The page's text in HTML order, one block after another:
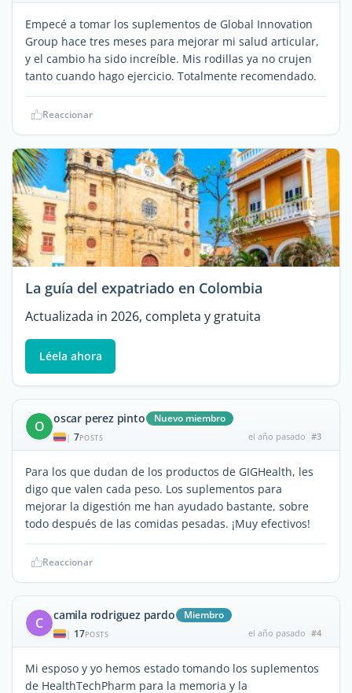
Empecé a tomar los suplementos de Global Innovation
Group hace tres meses para mejorar mi salud articular,
y el cambio ha sido increíble. Mis rodillas ya no crujen
tanto cuando hago ejercicio. Totalmente recomendado.
Reaccionar
La guía del expatriado en Colombia
Actualizada in 2026, completa y gratuita
Léela ahora
O oscar perez pinto Nuevo miembro
| 7POSTS el año pasado #3
Para los que dudan de los productos de GIGHealth, les
digo que valen cada peso. Los suplementos para
mejorar la digestión me han ayudado bastante, sobre
todo después de las comidas pesadas. ¡Muy efectivos!
Reaccionar
C camila rodriguez pardo Miembro
| 17POSTS el año pasado #4
Mi esposo y yo hemos estado tomando los suplementos
de HealthTechPharm para la memoria y la